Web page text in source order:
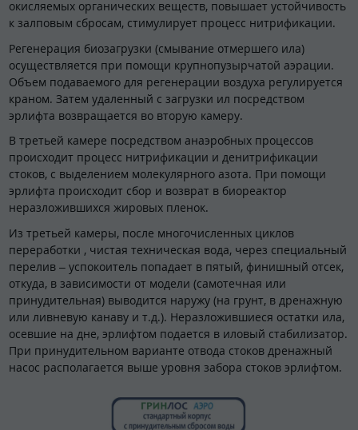
окисляемых органических веществ, повышает устойчивость
к залповым сбросам, стимулирует процесс нитрификации.
Регенерация биозагрузки (смывание отмершего ила)
осуществляется при помощи крупнопузырчатой аэрации.
Объем подаваемого для регенерации воздуха регулируется
краном. Затем удаленный с загрузки ил посредством
эрлифта возвращается во вторую камеру.
В третьей камере посредством анаэробных процессов
происходит процесс нитрификации и денитрификации
стоков, с выделением молекулярного азота. При помощи
эрлифта происходит сбор и возврат в биореактор
неразложившихся жировых пленок.
Из третьей камеры, после многочисленных циклов
переработки , чистая техническая вода, через специальный
перелив – успокоитель попадает в пятый, финишный отсек,
откуда, в зависимости от модели (самотечная или
принудительная) выводится наружу (на грунт, в дренажную
или ливневую канаву и т.д.). Неразложившиеся остатки ила,
осевшие на дне, эрлифтом подается в иловый стабилизатор.
При принудительном варианте отвода стоков дренажный
насос располагается выше уровня забора стоков эрлифтом.